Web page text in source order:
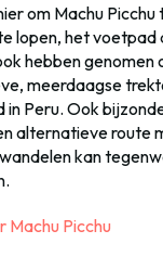
om Machu
lopen, het voetpad
hebben genomen
meerdaagse
in Peru. Ook
alternatieve route
kan
Machu Picchu